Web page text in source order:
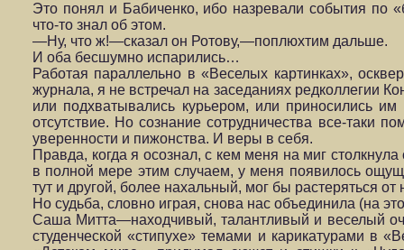
Это понял и Бабиченко, ибо назревали события по
что-то знал об этом.
—Ну, что ж!—сказал он Ротову,—поплюхтим дальше.
И оба бесшумно испарились…
Работая параллельно в «Веселых картинках»,
журнала, я не встречал на заседаниях редколлегии
или подхватывались курьером, или приносились
отсутствие. Но сознание сотрудничества все-таки
уверенности и пижонства. И веры в себя.
Правда, когда я осознал, с кем меня на миг
в полной мере этим случаем, у меня появилось
тут и другой, более нахальный, мог бы растеряться от
Но судьба, словно играя, снова нас объединила (на
Саша Митта—находчивый, талантливый и веселый
студенческой «стипухе» темами и карикатурами в